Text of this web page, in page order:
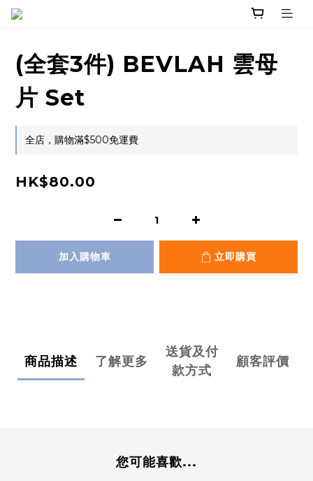
(全套3件) BEVLAH 雲母
片 Set
全店，購物滿$500免運費
HK$80.00
加入購物車 立即購買
商品描述 了解更多
送貨及付
款方式
顧客評價
您可能喜歡...